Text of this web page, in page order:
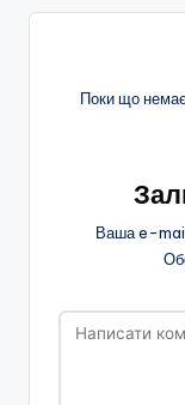
Поки що
Ваша e-mail